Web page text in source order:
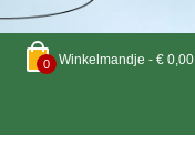
0 Winkelmandje - € 0,00